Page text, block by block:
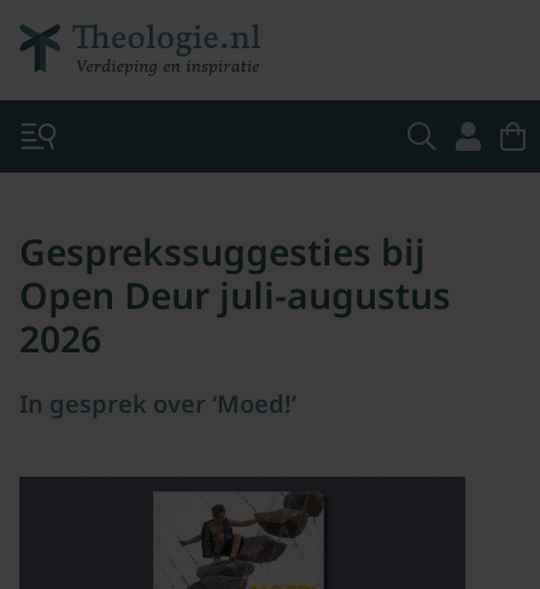
Gesprekssuggesties bij
Open Deur juli-augustus
2026
In gesprek over ‘Moed!’